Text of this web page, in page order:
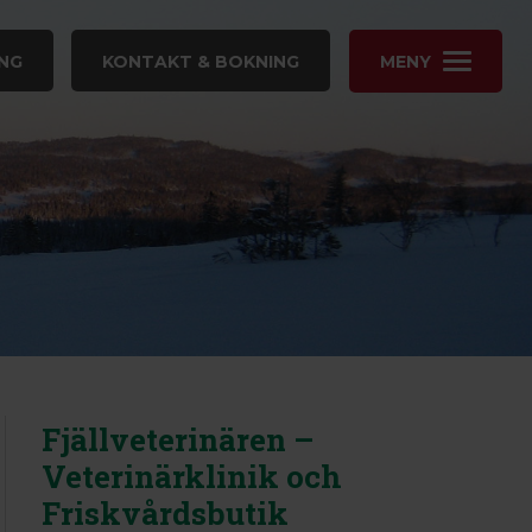
MENY
KONTAKT & BOKNING
Fjällveterinären –
Veterinärklinik och
Friskvårdsbutik